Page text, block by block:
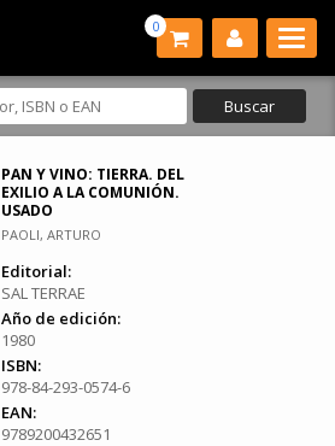
0
PAN Y VINO: TIERRA. DEL
EXILIO A LA COMUNIÓN.
USADO
PAOLI, ARTURO
Editorial:
SAL TERRAE
Año de edición:
1980
ISBN:
978-84-293-0574-6
EAN:
9789200432651